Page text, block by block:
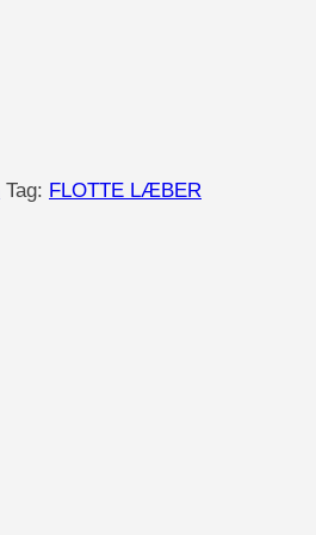
Tag: FLOTTE LÆBER